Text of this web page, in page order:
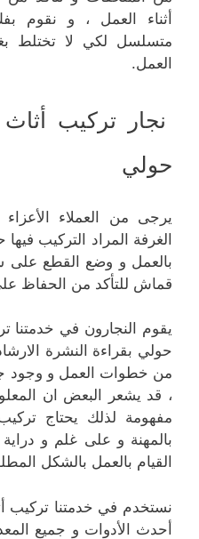
أثناء العمل ، و نقوم
متسلسل لكي لا تختلط
العمل.
نجار تركيب
حولي
يرجى من العملاء
الغرفة المراد التركيب
بالعمل و وضع القطع
قماش للتأكد من الحفاظ
يقوم النجارون في خدمتنا
حولي بقراءة النشرة
من خطوات العمل و وجود
، قد يشعر البعض ان
مفهومة لذلك يحتاج
بالمهنة و على غلم و
القيام بالعمل بالشكل
نستخدم في خدمتنا تركيب
أحدث الأدوات و جميع